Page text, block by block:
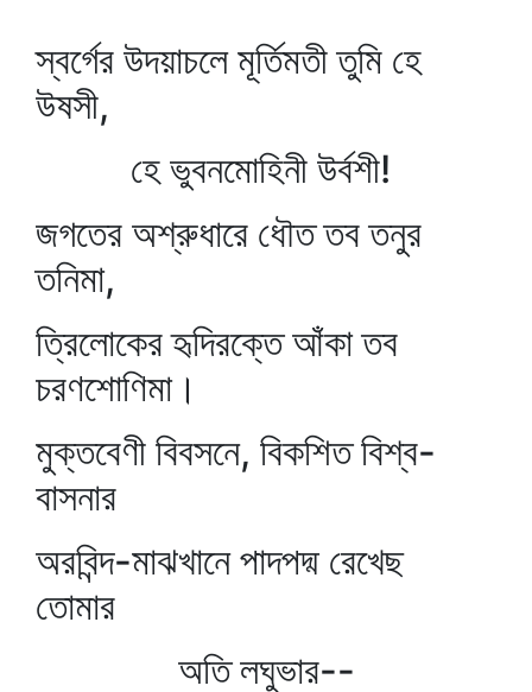
স্বর্গের উদয়াচলে মূর্তিমতী তুমি হে
উষসী,
হে ভুবনমোহিনী উর্বশী!
জগতের অশ্রুধারে ধৌত তব তনুর
তনিমা,
ত্রিলোকের হৃদিরক্তে আঁকা তব
চরণশোণিমা।
মুক্তবেণী বিবসনে, বিকশিত বিশ্ব-
বাসনার
অরবিন্দ-মাঝখানে পাদপদ্ম রেখেছ
তোমার
অতি লঘুভার--